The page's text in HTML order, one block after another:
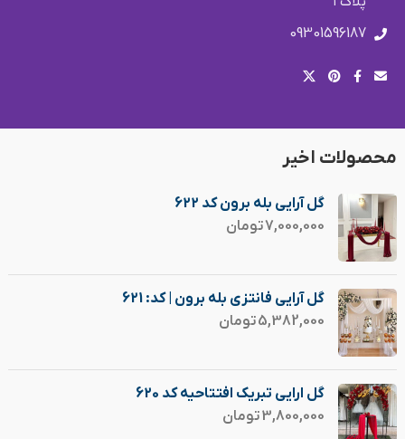
09301596187
محصولات اخیر
گل آرایی بله برون کد 622
7,000,000تومان
گل آرایی فانتزی بله برون | کد: 621
5,382,000تومان
گل ارایی تبریک افتتاحیه کد 620
3,800,000تومان